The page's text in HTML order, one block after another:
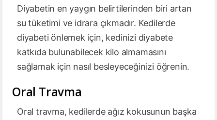
Diyabetin en yaygın belirtilerinden biri artan
su tüketimi ve idrara çıkmadır. Kedilerde
diyabeti önlemek için, kedinizi diyabete
katkıda bulunabilecek kilo almamasını
sağlamak için nasıl besleyeceğinizi öğrenin.
Oral Travma
Oral travma, kedilerde ağız kokusunun başka